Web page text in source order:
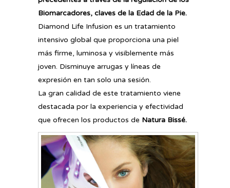
Biomarcadores, claves de la Edad de la Pie.
Diamond Life Infusion es un tratamiento
intensivo global que proporciona una piel
más firme, luminosa y visiblemente más
joven. Disminuye arrugas y líneas de
expresión en tan solo una sesión.
La gran calidad de este tratamiento viene
destacada por la experiencia y efectividad
que ofrecen los productos de Natura Bissé.